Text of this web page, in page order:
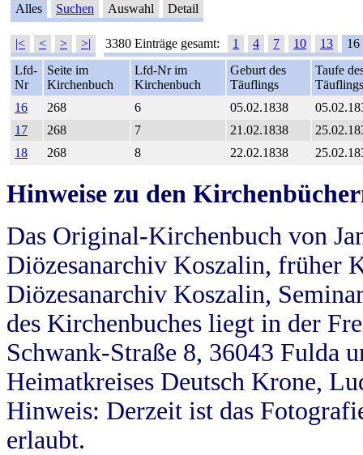
Alles Suchen Auswahl Detail
|< < > >| 3380 Einträge gesamt: 1 4 7 10 13
16
Lfd-
Nr
Seite im
Kirchenbuch
Lfd-Nr im
Kirchenbuch
Geburt des
Täuflings
Taufe
Täuflings
16
268 6 05.02.1838
17
268 7 21.02.1838
18
268 8 22.02.1838
Hinweise zu den
Das Original-Kirchenbuch von
Diözesanarchiv Koszalin, früher
Diözesanarchiv Koszalin,
des Kirchenbuches liegt in der
Schwank-Straße 8, 36043 Fulda
Heimatkreises Deutsch Krone,
Hinweis: Derzeit ist das
erlaubt.